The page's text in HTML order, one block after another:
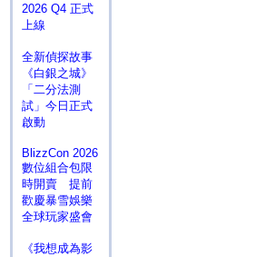
2026 Q4 正式
上線
全新偵探故事
《白銀之城》
「二分法測
試」今日正式
啟動
BlizzCon 2026
數位組合包限
時開賣 提前
歡慶暴雪娛樂
全球玩家盛會
《我想成為影